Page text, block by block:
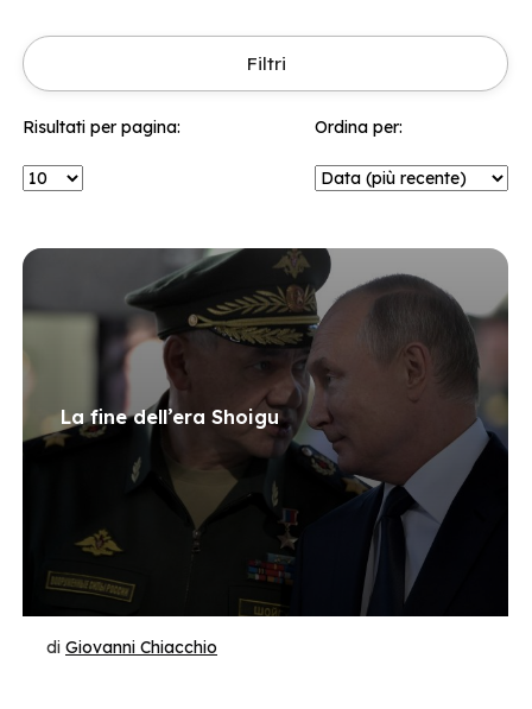
Filtri
Risultati per pagina: Ordina per:
La fine dell’era Shoigu
di Giovanni Chiacchio